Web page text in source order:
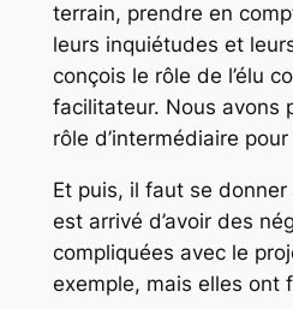
terrain, prendre en
leurs inquiétudes et
conçois le rôle de l’élu
facilitateur. Nous avons
rôle d’intermédiaire pour
Et puis, il faut se
est arrivé d’avoir des
compliquées avec le
exemple, mais elles ont